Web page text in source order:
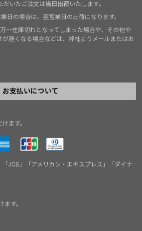
だいたご注文は当日出荷いたします。
日の場合は、翌営業日の出荷になります。
一在庫切れとなってしまった場合や、その他や
遅くなる場合などは、弊社よりメールまたはお
お支払いについて
ます。
「JCB」「アメリカン・エキスプレス」「ダイナ
ます。